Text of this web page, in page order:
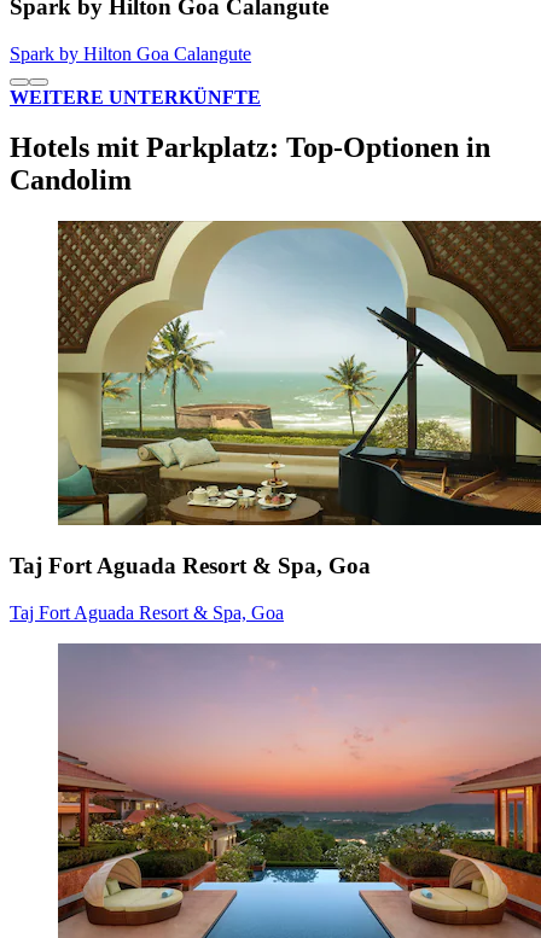
Spark by Hilton Goa Calangute
Spark by Hilton Goa Calangute
WEITERE UNTERKÜNFTE
Hotels mit Parkplatz: Top-Optionen in
Candolim
Taj Fort Aguada Resort & Spa, Goa
Taj Fort Aguada Resort & Spa, Goa